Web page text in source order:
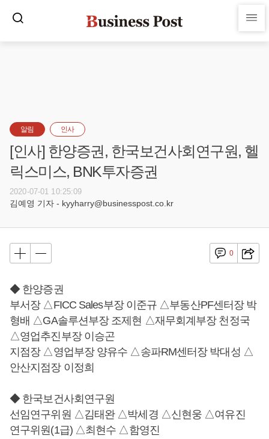
알림 인사
[인사] 한양증권, 한국보건사회연구원, 헬
릭스미스, BNK투자증권
2020-07-01 10:25:09
김예영 기자 - kyyharry@businesspost.co.kr
0
◆ 한양증권
부서장 △FICC Sales부장 이준규 △부동산PF센터장 박
형배 △GA솔루션부장 조제현 △재무회계부장 천정국
△영업추진부장 이승곤
지점장 △영업부장 양유수 △송파RM센터장 박대성 △
안산지점장 이정희
◆ 한국보건사회연구원
선임연구위원 △김태완 △박세경 △신현웅 △여유진
연구위원(1급) △최현수 △함영진